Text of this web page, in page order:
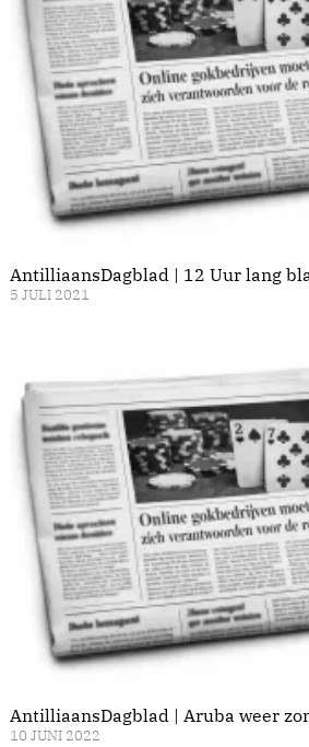
AntilliaansDagblad | 12 Uur lang
5 JULI 2021
AntilliaansDagblad | Aruba weer
10 JUNI 2022